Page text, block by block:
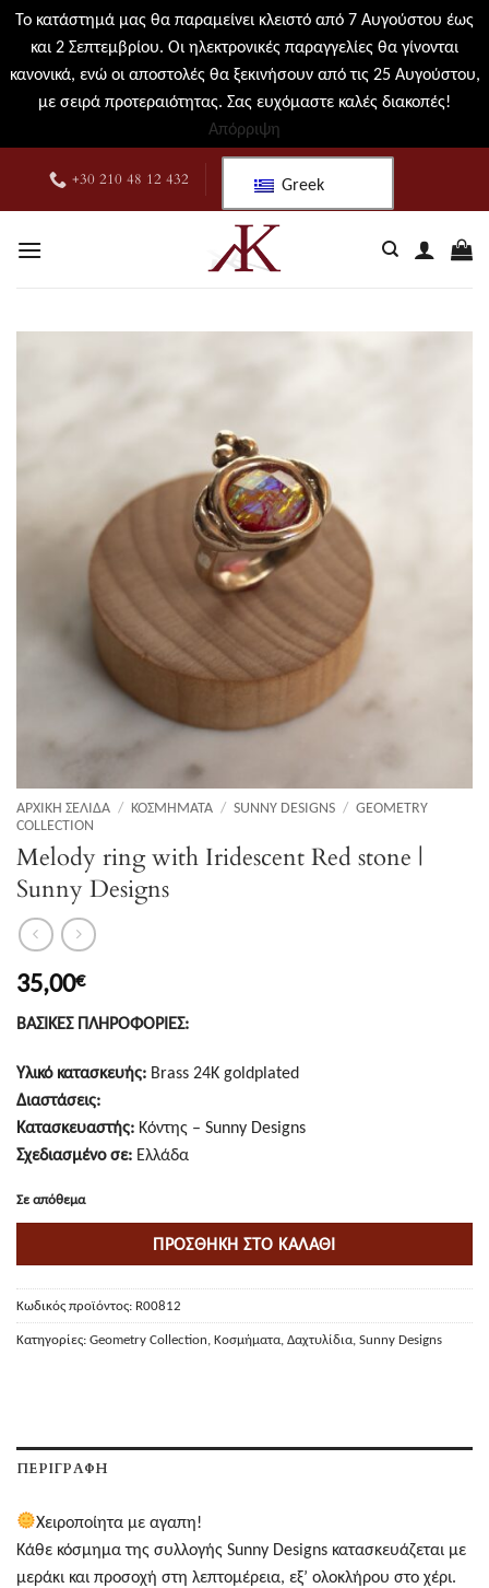
Το κατάστημά μας θα παραμείνει κλειστό από 7 Αυγούστου έως
και 2 Σεπτεμβρίου. Οι ηλεκτρονικές παραγγελίες θα γίνονται
κανονικά, ενώ οι αποστολές θα ξεκινήσουν από τις 25 Αυγούστου,
με σειρά προτεραιότητας. Σας ευχόμαστε καλές διακοπές!
Απόρριψη
περιεχόμενο
+30 210 48 12 432 Greek
ΑΡΧΙΚΉ ΣΕΛΊΔΑ / ΚΟΣΜΉΜΑΤΑ / SUNNY DESIGNS / GEOMETRY
COLLECTION
Melody ring with Iridescent Red stone |
Sunny Designs
35,00€
ΒΑΣΙΚΕΣ ΠΛΗΡΟΦΟΡΙΕΣ:
Υλικό κατασκευής: Brass 24K goldplated
Διαστάσεις:
Κατασκευαστής: Κόντης – Sunny Designs
Σχεδιασμένο σε: Ελλάδα
Σε απόθεμα
ΠΡΟΣΘΉΚΗ ΣΤΟ ΚΑΛΆΘΙ
Κωδικός προϊόντος: R00812
Κατηγορίες: Geometry Collection Κοσμήματα Δαχτυλίδια Sunny Designs
ΠΕΡΙΓΡΑΦΉ
Χειροποίητα με αγαπη!
Κάθε κόσμημα της συλλογής Sunny Designs κατασκευάζεται με
μεράκι και προσοχή στη λεπτομέρεια, εξ’ ολοκλήρου στο χέρι.